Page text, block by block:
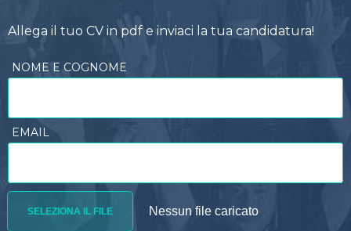
Allega il tuo CV in pdf e inviaci la tua candidatura!
NOME E COGNOME
EMAIL
SELEZIONA IL FILE